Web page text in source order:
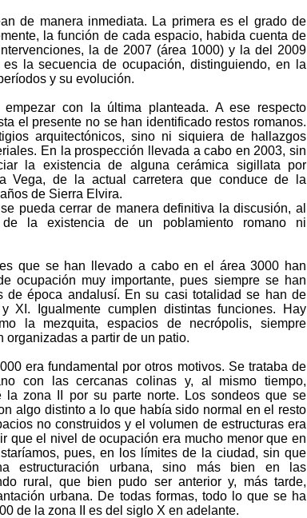
de manera inmediata. La primera es el grado de
la función de cada espacio, habida cuenta de
la de 2007 (área 1000) y la del 2009
la secuencia de ocupación, distinguiendo, en la
y su evolución.
empezar con la última planteada. A ese respecto
el presente no se han identificado restos romanos.
arquitectónicos, sino ni siquiera de hallazgos
En la prospección llevada a cabo en 2003, sin
la existencia de alguna cerámica sigillata por
Vega, de la actual carretera que conduce de la
de Sierra Elvira.
pueda cerrar de manera definitiva la discusión, al
la existencia de un poblamiento romano ni
que se han llevado a cabo en el área 3000 han
ocupación muy importante, pues siempre se han
de época andalusí. En su casi totalidad se han de
XI. Igualmente cumplen distintas funciones. Hay
la mezquita, espacios de necrópolis, siempre
organizadas a partir de un patio.
era fundamental por otros motivos. Se trataba de
con las cercanas colinas y, al mismo tiempo,
la zona II por su parte norte. Los sondeos que se
algo distinto a lo que había sido normal en el resto
no construidos y el volumen de estructuras era
que el nivel de ocupación era mucho menor que en
pues, en los límites de la ciudad, sin que
estructuración urbana, sino más bien en las
rural, que bien pudo ser anterior y, más tarde,
urbana. De todas formas, todo lo que se ha
de la zona II es del siglo X en adelante.